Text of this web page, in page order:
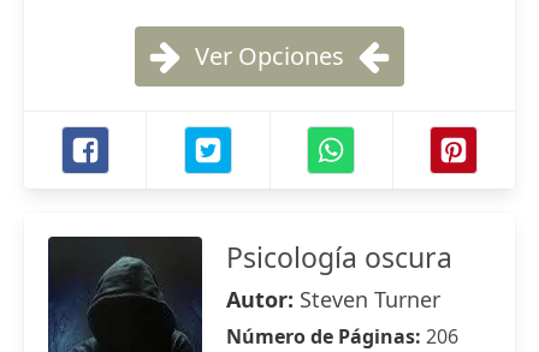
Ver Opciones
Psicología oscura
Autor: Steven Turner
Número de Páginas: 206